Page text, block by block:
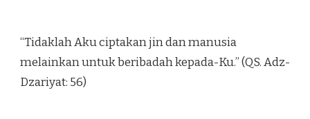
“Tidaklah Aku ciptakan jin dan manusia
melainkan untuk beribadah kepada-Ku.” (QS. Adz-
Dzariyat: 56)